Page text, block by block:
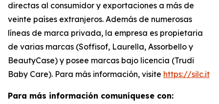
directas al consumidor y exportaciones a más de
veinte países extranjeros. Además de numerosas
líneas de marca privada, la empresa es propietaria
de varias marcas (Soffisof, Laurella, Assorbello y
BeautyCase) y posee marcas bajo licencia (Trudi
Baby Care). Para más información, visite https://silc.it
Para más información comuníquese con: